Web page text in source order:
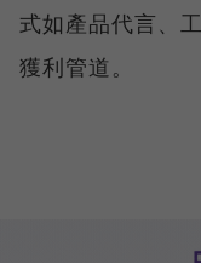
式如產品代言、
獲利管道。